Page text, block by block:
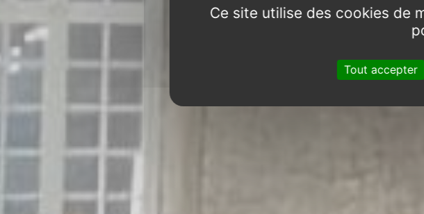
Ce site utilise des cookies de
Tout accepter